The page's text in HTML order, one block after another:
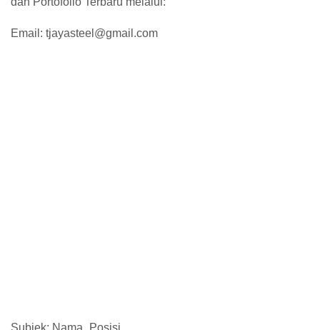
Email: tjayasteel@gmail.com
Subjek: Nama_Posisi